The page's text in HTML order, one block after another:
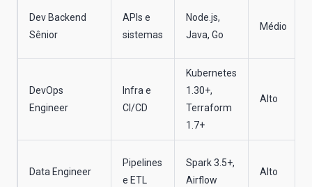
Dev Backend
Sênior
APIs e
sistemas
Node.js,
Java, Go
Médio
DevOps
Engineer
Infra e
CI/CD
Kubernetes
1.30+,
Terraform
1.7+
Alto
Data Engineer
Pipelines
e ETL
Spark 3.5+,
Airflow
Alto